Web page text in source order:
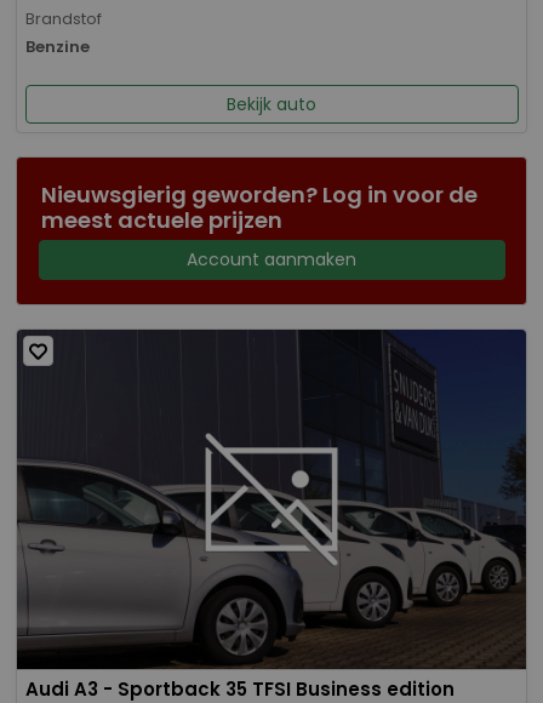
Brandstof
Benzine
Bekijk auto
Nieuwsgierig geworden? Log in voor de
meest actuele prijzen
Account aanmaken
Audi A3 - Sportback 35 TFSI Business edition